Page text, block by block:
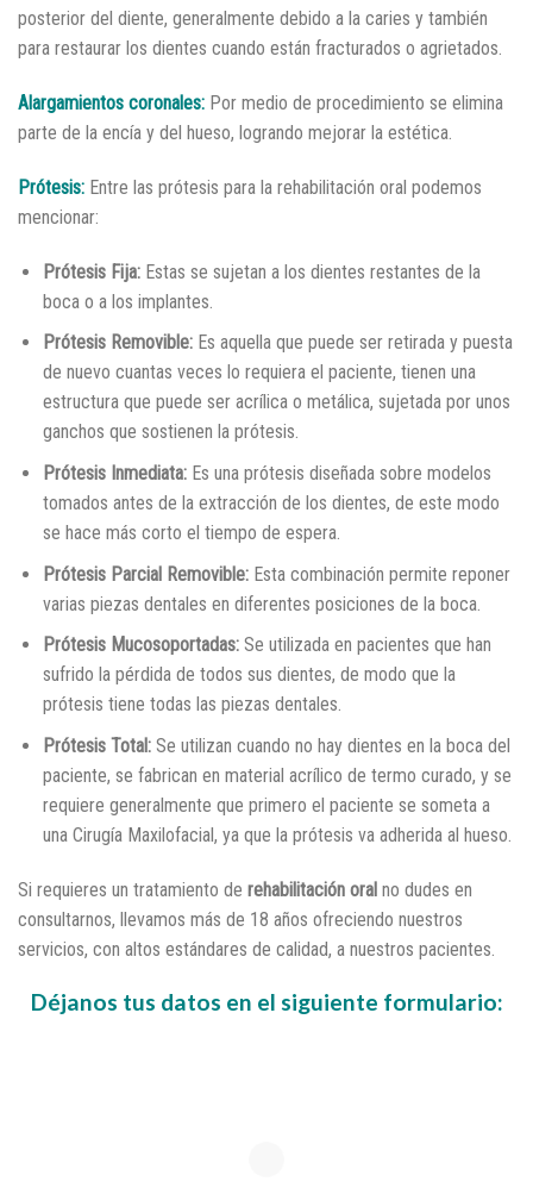
posterior del diente, generalmente debido a la caries y también
para restaurar los dientes cuando están fracturados o agrietados.
Alargamientos coronales: Por medio de procedimiento se elimina
parte de la encía y del hueso, logrando mejorar la estética.
Prótesis: Entre las prótesis para la rehabilitación oral podemos
mencionar:
Prótesis Fija:Estas se sujetan a los dientes restantes de la
boca o a los implantes.
Prótesis Removible:Es aquella que puede ser retirada y puesta
de nuevo cuantas veces lo requiera el paciente, tienen una
estructura que puede ser acrílica o metálica, sujetada por unos
ganchos que sostienen la prótesis.
Prótesis Inmediata:Es una prótesis diseñada sobre modelos
tomados antes de la extracción de los dientes, de este modo
se hace más corto el tiempo de espera.
Prótesis Parcial Removible:Esta combinación permite reponer
varias piezas dentales en diferentes posiciones de la boca.
Prótesis Mucosoportadas:Se utilizada en pacientes que han
sufrido la pérdida de todos sus dientes, de modo que la
prótesis tiene todas las piezas dentales.
Prótesis Total:Se utilizan cuando no hay dientes en la boca del
paciente, se fabrican en material acrílico de termo curado, y se
requiere generalmente que primero el paciente se someta a
una Cirugía Maxilofacial, ya que la prótesis va adherida al hueso.
Si requieres un tratamiento de rehabilitación oral no dudes en
consultarnos, llevamos más de 18 años ofreciendo nuestros
servicios, con altos estándares de calidad, a nuestros pacientes.
Déjanos tus datos en el siguiente formulario: